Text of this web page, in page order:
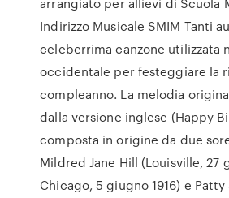
Indirizzo Musicale SMIM Tanti
celeberrima canzone utilizzata
occidentale per festeggiare la
compleanno. La melodia
dalla versione inglese (Happy
composta in origine da due
Mildred Jane Hill (Louisville, 27
Chicago, 5 giugno 1916) e